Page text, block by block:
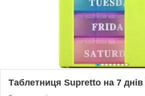
Таблетниця Supretto на 7 днів